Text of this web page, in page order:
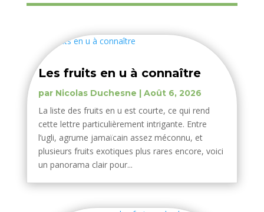
Les fruits en u à connaître
par Nicolas Duchesne | Août 6, 2026
La liste des fruits en u est courte, ce qui rend
cette lettre particulièrement intrigante. Entre
l’ugli, agrume jamaïcain assez méconnu, et
plusieurs fruits exotiques plus rares encore, voici
un panorama clair pour...